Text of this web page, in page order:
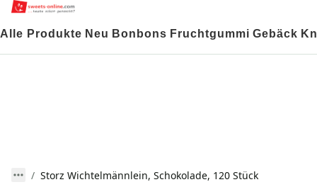
Alle Produkte Neu Bonbons Fruchtgummi Gebäck
Storz Wichtelmännlein, Schokolade, 120 Stück